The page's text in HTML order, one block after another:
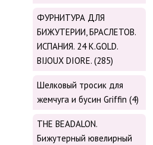
ФУРНИТУРА ДЛЯ
БИЖУТЕРИИ, БРАСЛЕТОВ.
ИСПАНИЯ. 24 K.GOLD.
BIJOUX DIORE. (285)
Шелковый тросик для
жемчуга и бусин Griffin (4)
THE BEADALON.
Бижутерный ювелирный